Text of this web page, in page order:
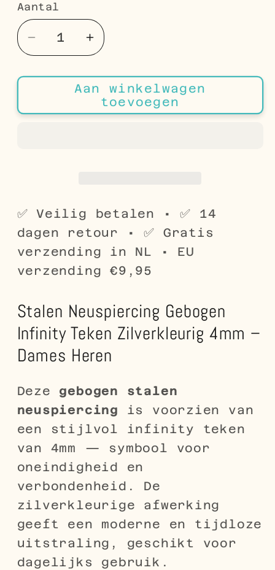
Aantal
Aantal
Aantal
verlagen
voor
Neuspiercing
–
Dames
Heren
Aantal
verhogen
voor
Stalen
Neuspiercing
–
Dames
Heren
Aan winkelwagen
toevoegen
✅ Veilig betalen • ✅ 14
dagen retour • ✅ Gratis
verzending in NL • EU
verzending €9,95
Stalen Neuspiercing Gebogen
Infinity Teken Zilverkleurig 4mm –
Dames Heren
Deze gebogen stalen
neuspiercing is voorzien van
een stijlvol infinity teken
van 4mm — symbool voor
oneindigheid en
verbondenheid. De
zilverkleurige afwerking
geeft een moderne en tijdloze
uitstraling, geschikt voor
dagelijks gebruik.